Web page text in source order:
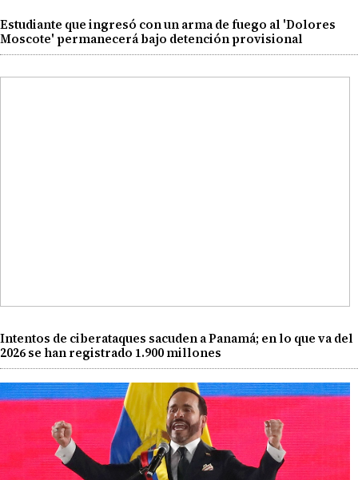
Estudiante que ingresó con un arma de fuego al 'Dolores
Moscote' permanecerá bajo detención provisional
Intentos de ciberataques sacuden a Panamá; en lo que va del
2026 se han registrado 1.900 millones